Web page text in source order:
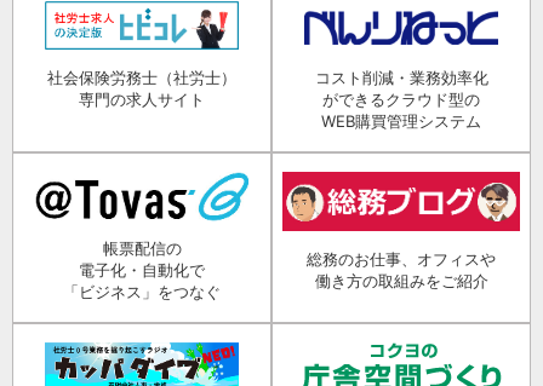
社会保険労務士（社労士）
専門の求人サイト
コスト削減・業務効率化
ができるクラウド型の
WEB購買管理システム
帳票配信の
電子化・自動化で
「ビジネス」をつなぐ
総務のお仕事、オフィスや
働き方の取組みをご紹介